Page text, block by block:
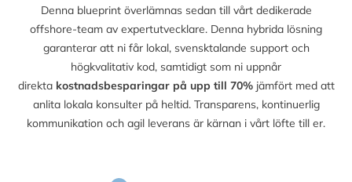
Denna blueprint överlämnas sedan till vårt dedikerade
offshore-team av expertutvecklare. Denna hybrida lösning
garanterar att ni får lokal, svensktalande support och
högkvalitativ kod, samtidigt som ni uppnår
direkta kostnadsbesparingar på upp till 70%jämfört med att
anlita lokala konsulter på heltid. Transparens, kontinuerlig
kommunikation och agil leverans är kärnan i vårt löfte till er.